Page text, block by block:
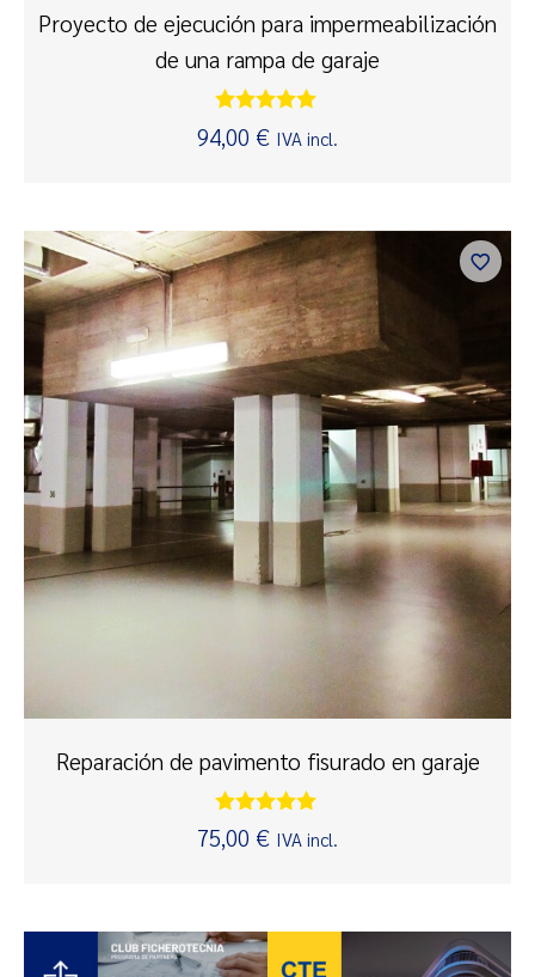
Proyecto de ejecución para impermeabilización
de una rampa de garaje
Valorado
con
94,00 € IVA incl.
Reparación de pavimento fisurado en garaje
Valorado
con
75,00 € IVA incl.